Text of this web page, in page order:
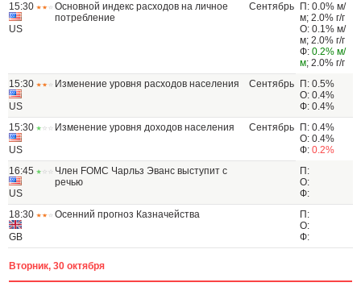
15:30
US
Основной индекс расходов на личное
потребление
Сентябрь
П: 0.0% м/
м; 2.0% г/г
О: 0.1% м/
м; 2.0% г/г
Ф: 0.2% м/
м; 2.0% г/г
15:30
US
Изменение уровня расходов населения Сентябрь
П: 0.5%
О: 0.4%
Ф: 0.4%
15:30
US
Изменение уровня доходов населения Сентябрь
П: 0.4%
О: 0.4%
Ф: 0.2%
16:45
US
Член FOMC Чарльз Эванс выступит с
речью
П:
О:
Ф:
18:30
GB
Осенний прогноз Казначейства
П:
О:
Ф:
Вторник, 30 октября